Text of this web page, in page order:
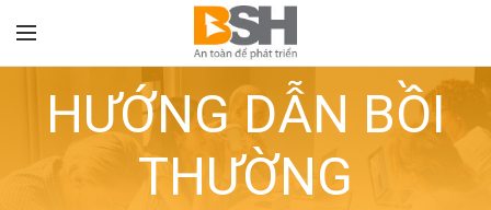
HƯỚNG DẪN BỒI
THƯỜNG